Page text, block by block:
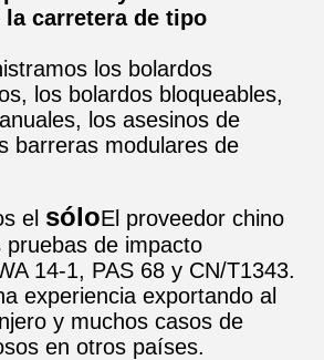
carretera de tipo
los bolardos
los bolardos bloqueables,
los asesinos de
barreras modulares de
el sóloEl proveedor chino
pruebas de impacto
14-1, PAS 68 y CN/T1343.
experiencia exportando al
y muchos casos de
en otros países.